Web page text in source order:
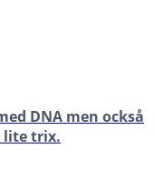
DNA men också
lite trix.